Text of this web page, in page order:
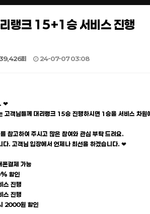
랭크 15+1승 서비스 진행
회 24-07-07 03:08
. ❤
고객님들께 대리랭크 15승 진행하시면 1승을 서비스 차원
참고하여 주시고 많은 참여와 관심 부탁 드려요.
다. 고객님 입장에서 언제나 최선을 하겠습니다. ❤
폰결제 가능
할인
스 진행
스 진행
2000원 할인